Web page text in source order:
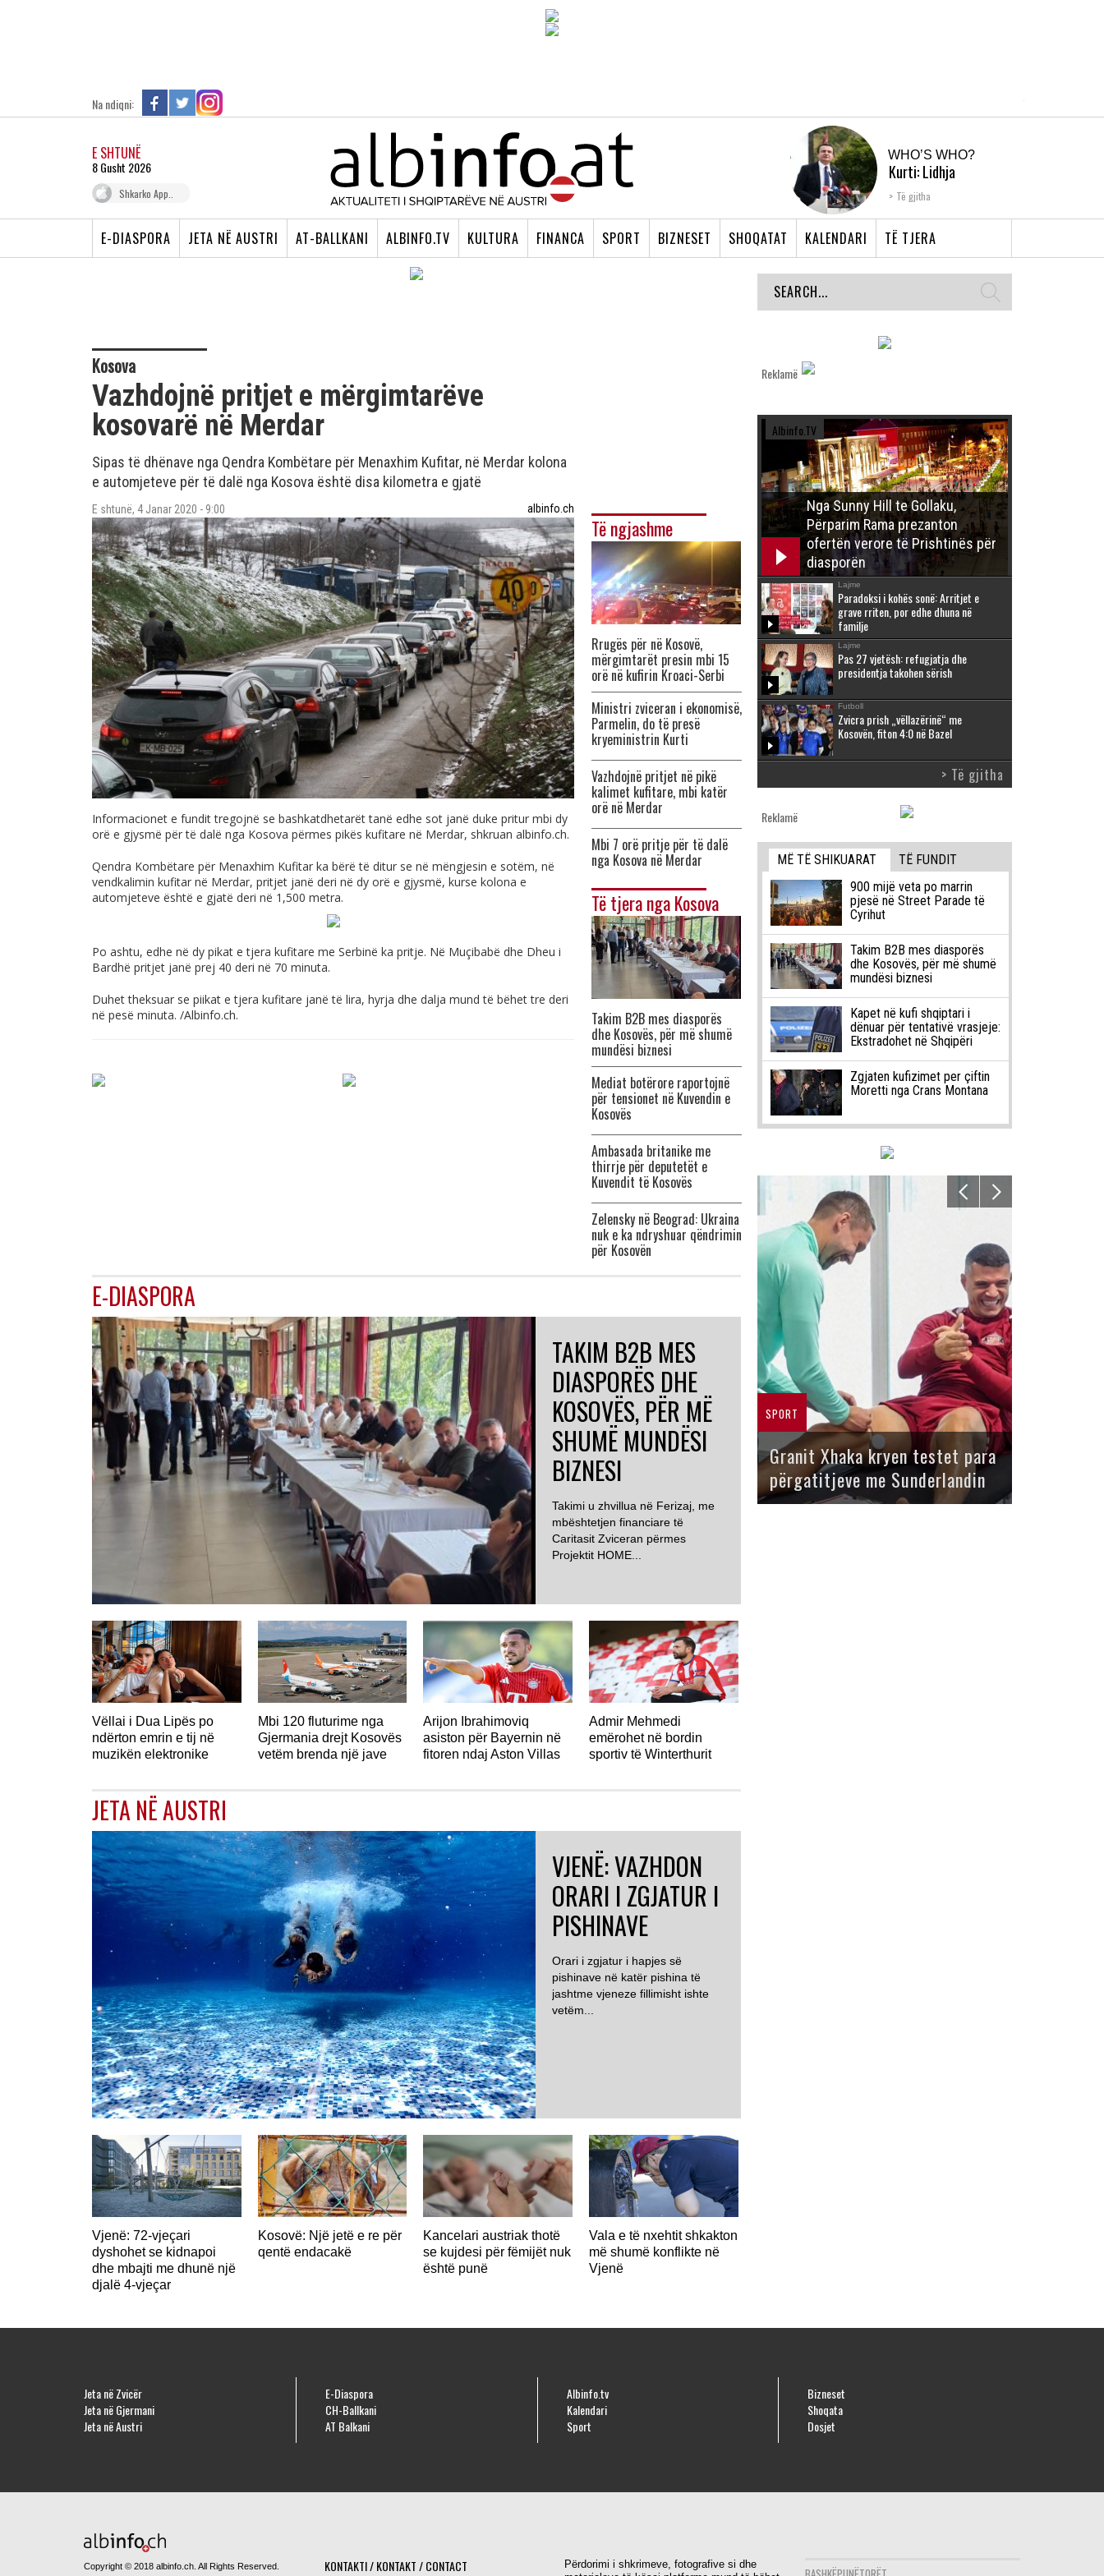
Na ndiqni:
E SHTUNË
8 Gusht 2026
Shkarko App..
WHO’S WHO?
Kurti: Lidhja
Shqiptare e Prizrenit,
Të gjitha
E-DIASPORA JETA NË AUSTRI AT-BALLKANI ALBINFO.TV KULTURA FINANCA SPORT BIZNESET SHOQATAT KALENDARI TË TJERA
Kosova
Vazhdojnë pritjet e mërgimtarëve
kosovarë në Merdar
Sipas të dhënave nga Qendra Kombëtare për Menaxhim Kufitar, në Merdar kolona
e automjeteve për të dalë nga Kosova është disa kilometra e gjatë
E shtunë, 4 Janar 2020 - 9:00 albinfo.ch
Informacionet e fundit tregojnë se bashkatdhetarët tanë edhe sot janë duke pritur mbi dy
orë e gjysmë për të dalë nga Kosova përmes pikës kufitare në Merdar, shkruan albinfo.ch.
Qendra Kombëtare për Menaxhim Kufitar ka bërë të ditur se në mëngjesin e sotëm, në
vendkalimin kufitar në Merdar, pritjet janë deri në dy orë e gjysmë, kurse kolona e
automjeteve është e gjatë deri në 1,500 metra.
Po ashtu, edhe në dy pikat e tjera kufitare me Serbinë ka pritje. Në Muçibabë dhe Dheu i
Bardhë pritjet janë prej 40 deri në 70 minuta.
Duhet theksuar se piikat e tjera kufitare janë të lira, hyrja dhe dalja mund të bëhet tre deri
në pesë minuta. /Albinfo.ch.
Të ngjashme
Rrugës për në Kosovë,
mërgimtarët presin mbi 15
orë në kufirin Kroaci-Serbi
Ministri zviceran i ekonomisë,
Parmelin, do të presë
kryeministrin Kurti
Vazhdojnë pritjet në pikë
kalimet kufitare, mbi katër
orë në Merdar
Mbi 7 orë pritje për të dalë
nga Kosova në Merdar
Të tjera nga Kosova
Takim B2B mes diasporës
dhe Kosovës, për më shumë
mundësi biznesi
Mediat botërore raportojnë
për tensionet në Kuvendin e
Kosovës
Ambasada britanike me
thirrje për deputetët e
Kuvendit të Kosovës
Zelensky në Beograd: Ukraina
nuk e ka ndryshuar qëndrimin
për Kosovën
E-DIASPORA
TAKIM B2B MES
DIASPORËS DHE
KOSOVËS, PËR MË
SHUMË MUNDËSI
BIZNESI
Takimi u zhvillua në Ferizaj, me
mbështetjen financiare të
Caritasit Zviceran përmes
Projektit HOME...
Vëllai i Dua Lipës po
ndërton emrin e tij në
muzikën elektronike
Mbi 120 fluturime nga
Gjermania drejt Kosovës
vetëm brenda një jave
Arijon Ibrahimoviq
asiston për Bayernin në
fitoren ndaj Aston Villas
Admir Mehmedi
emërohet në bordin
sportiv të Winterthurit
JETA NË AUSTRI
VJENË: VAZHDON
ORARI I ZGJATUR I
PISHINAVE
Orari i zgjatur i hapjes së
pishinave në katër pishina të
jashtme vjeneze fillimisht ishte
vetëm...
Vjenë: 72-vjeçari
dyshohet se kidnapoi
dhe mbajti me dhunë një
djalë 4-vjeçar
Kosovë: Një jetë e re për
qentë endacakë
Kancelari austriak thotë
se kujdesi për fëmijët nuk
është punë
Vala e të nxehtit shkakton
më shumë konflikte në
Vjenë
Reklamë
Albinfo.TV
Nga Sunny Hill te Gollaku,
Përparim Rama prezanton
ofertën verore të Prishtinës për
diasporën
Lajme
Paradoksi i kohës sonë: Arritjet e
grave rriten, por edhe dhuna në
familje
Lajme
Pas 27 vjetësh: refugjatja dhe
presidentja takohen sërish
Futboll
Zvicra prish „vëllazërinë“ me
Kosovën, fiton 4:0 në Bazel
> Të gjitha
Reklamë
MË TË SHIKUARAT
TË FUNDIT
900 mijë veta po marrin
pjesë në Street Parade të
Cyrihut
Takim B2B mes diasporës
dhe Kosovës, për më shumë
mundësi biznesi
Kapet në kufi shqiptari i
dënuar për tentativë vrasjeje:
Ekstradohet në Shqipëri
Zgjaten kufizimet per çiftin
Moretti nga Crans Montana
SPORT
Granit Xhaka kryen testet para
përgatitjeve me Sunderlandin
Jeta në Zvicër
Jeta në Gjermani
Jeta në Austri
E-Diaspora
CH-Ballkani
AT Balkani
Albinfo.tv
Kalendari
Sport
Bizneset
Shoqata
Dosjet
Copyright © 2018 albinfo.ch. All Rights Reserved. KONTAKTI / KONTAKT / CONTACT
Përdorimi i shkrimeve, fotografive si dhe